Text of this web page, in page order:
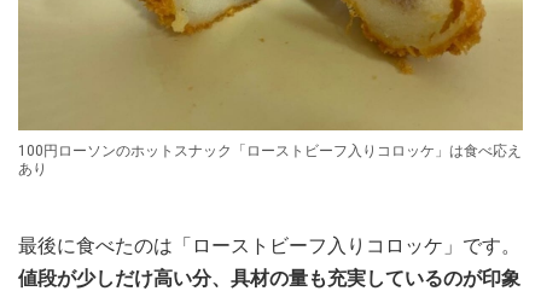
100円ローソンのホットスナック「ローストビーフ入りコロッケ」は食べ応え
あり
最後に食べたのは「ローストビーフ入りコロッケ」です。
値段が少しだけ高い分、具材の量も充実しているのが印象